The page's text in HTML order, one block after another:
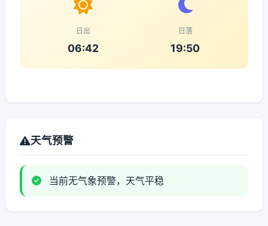
日出
06:42
日落
19:50
天气预警
当前无气象预警，天气平稳